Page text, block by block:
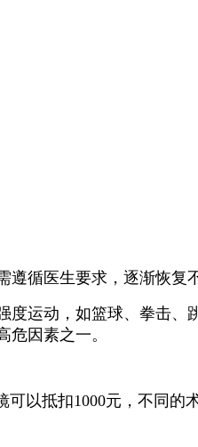
循医生要求，逐渐恢复
运动，如篮球、拳击、
因素之一。
以抵扣1000元，不同的